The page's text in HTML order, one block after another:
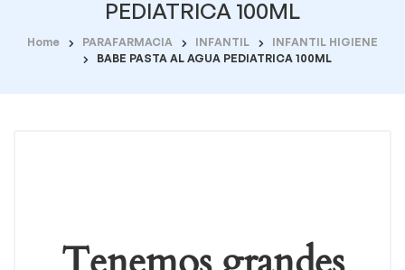
PEDIATRICA 100ML
Home PARAFARMACIA INFANTIL
INFANTIL HIGIENE
BABE PASTA AL AGUA PEDIATRICA 100ML